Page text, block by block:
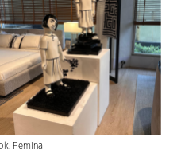
Femina